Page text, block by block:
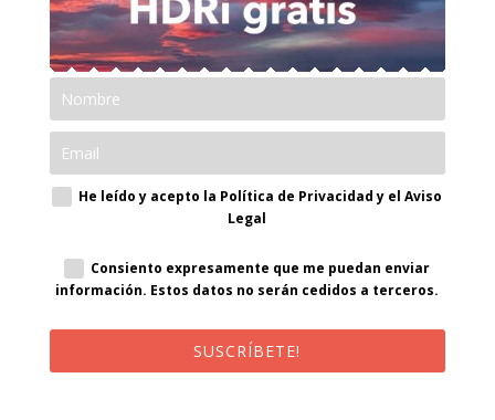
He leído y acepto la Política de Privacidad y el Aviso
Legal
Consiento expresamente que me puedan enviar
información. Estos datos no serán cedidos a terceros.
SUSCRÍBETE!